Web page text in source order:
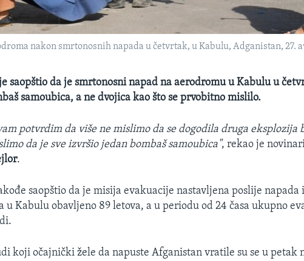
nakon smrtonosnih napada u četvrtak, u Kabulu, Adganistan, 27.
saopštio da je smrtonosni napad na aerodromu u Kabulu u
samoubica, a ne dvojica kao što se prvobitno mislilo.
potvrdim da više ne mislimo da se dogodila druga eksplozija
da je sve izvršio jedan bombaš samoubica", rekao je
.
saopštio da je misija evakuacije nastavljena poslije napada
u Kabulu obavljeno 89 letova, a u periodu od 24 časa ukupno
koji očajnički žele da napuste Afganistan vratile su se u petak